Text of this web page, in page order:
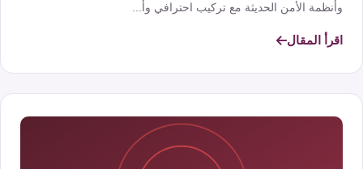
وأنظمة الأمن الحديثة مع تركيب احترافي وأ...
اقرأ المقال